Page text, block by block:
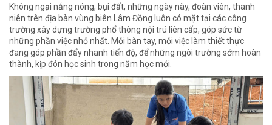
Không ngại nắng nóng, bụi đất, những ngày này, đoàn viên, thanh
niên trên địa bàn vùng biên Lâm Đồng luôn có mặt tại các công
trường xây dựng trường phổ thông nội trú liên cấp, góp sức từ
những phần việc nhỏ nhất. Mỗi bàn tay, mỗi việc làm thiết thực
đang góp phần đẩy nhanh tiến độ, để những ngôi trường sớm hoàn
thành, kịp đón học sinh trong năm học mới.